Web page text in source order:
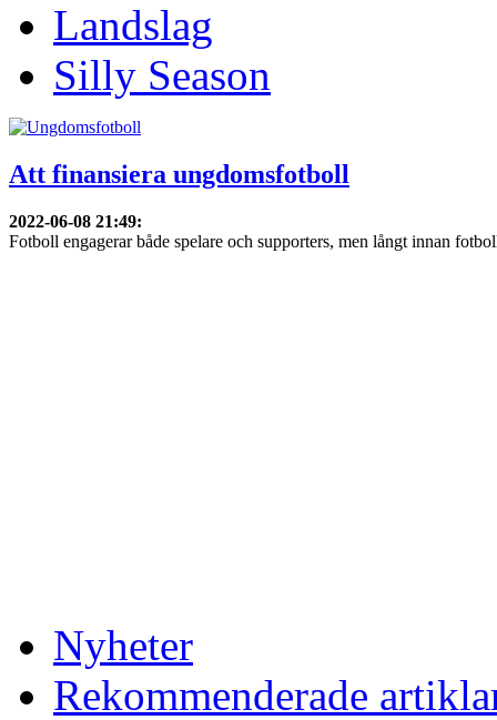
Landslag
Silly Season
Att finansiera ungdomsfotboll
2022-06-08 21:49:
Fotboll engagerar både spelare och supporters, men långt innan
Nyheter
Rekommenderade